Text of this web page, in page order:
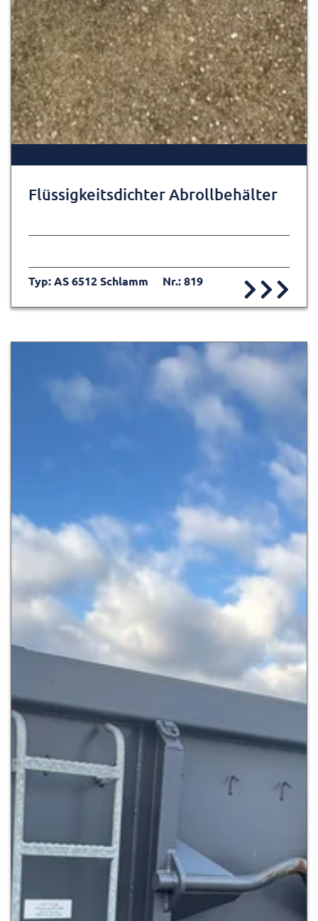
Flüssigkeitsdichter Abrollbehälter
Typ: AS 6512 Schlamm Nr.: 819
Zur Detailseite